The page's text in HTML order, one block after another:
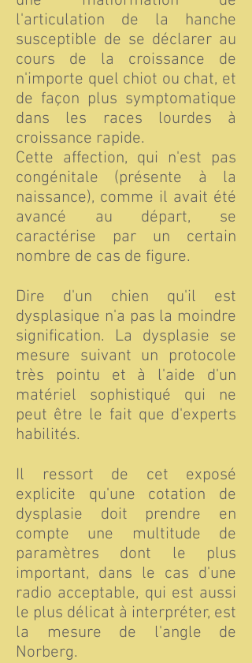
l'articulation de la hanche
susceptible de se déclarer au
cours de la croissance de
n'importe quel chiot ou chat, et
de façon plus symptomatique
dans les races lourdes à
croissance rapide.
Cette affection, qui n'est pas
congénitale (présente à la
naissance), comme il avait été
avancé au départ, se
caractérise par un certain
nombre de cas de figure.
Dire d'un chien qu'il est
dysplasique n'a pas la moindre
signification. La dysplasie se
mesure suivant un protocole
très pointu et à l'aide d'un
matériel sophistiqué qui ne
peut être le fait que d'experts
habilités.
Il ressort de cet exposé
explicite qu'une cotation de
dysplasie doit prendre en
compte une multitude de
paramètres dont le plus
important, dans le cas d'une
radio acceptable, qui est aussi
le plus délicat à interpréter, est
la mesure de l'angle de
Norberg.